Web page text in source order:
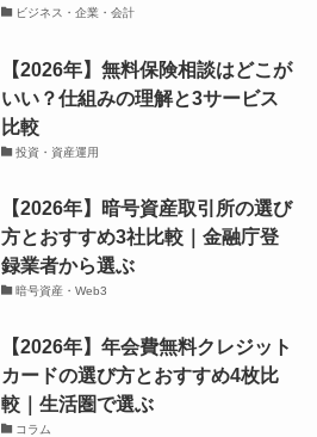
ビジネス・企業・会計
【2026年】無料保険相談はどこが
いい？仕組みの理解と3サービス
比較
投資・資産運用
【2026年】暗号資産取引所の選び
方とおすすめ3社比較｜金融庁登
録業者から選ぶ
暗号資産・Web3
【2026年】年会費無料クレジット
カードの選び方とおすすめ4枚比
較｜生活圏で選ぶ
コラム